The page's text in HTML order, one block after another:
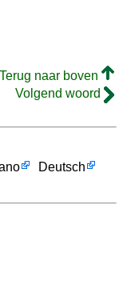
Terug naar boven
Volgend woord
Deutsch